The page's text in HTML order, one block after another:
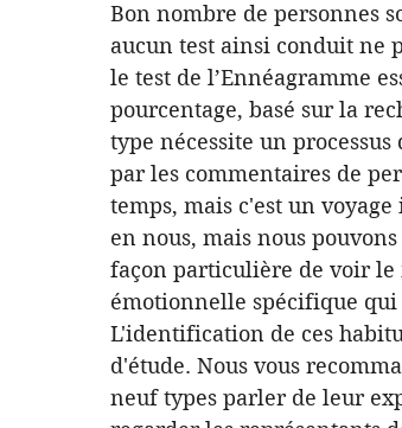
Bon nombre de personnes
aucun test ainsi conduit ne
le test de l’Ennéagramme
pourcentage, basé sur la
type nécessite un
par les commentaires de
temps, mais c'est un
en nous, mais nous
façon particulière de voir le
émotionnelle spécifique
L'identification de ces
d'étude. Nous vous
neuf types parler de leur